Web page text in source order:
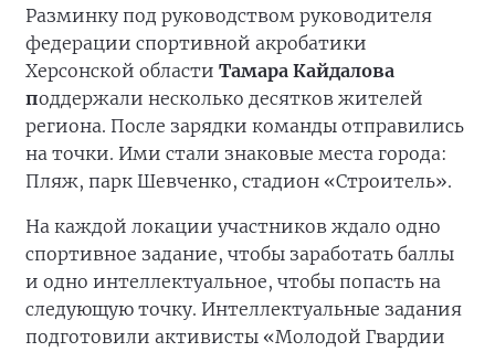
Разминку под руководством руководителя
федерации спортивной акробатики
Херсонской области Тамара Кайдалова
поддержали несколько десятков жителей
региона. После зарядки команды отправились
на точки. Ими стали знаковые места города:
Пляж, парк Шевченко, стадион «Строитель».
На каждой локации участников ждало одно
спортивное задание, чтобы заработать баллы
и одно интеллектуальное, чтобы попасть на
следующую точку. Интеллектуальные задания
подготовили активисты «Молодой Гвардии